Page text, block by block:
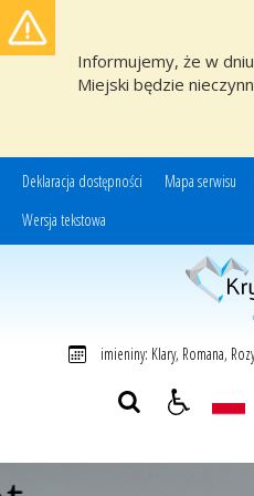
Informujemy, że w
Miejski będzie
Deklaracja dostępności Mapa serwisu
Wersja tekstowa
Miasto i Gmina
imieniny: Klary, Romana,